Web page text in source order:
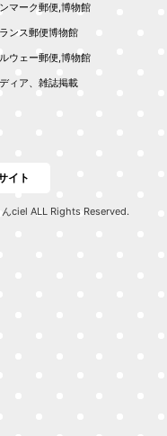
マーク郵便,博物館
ンス郵便博物館
ウェー郵便,博物館
ィア、雑誌掲載
イト
ciel ALL Rights Reserved.